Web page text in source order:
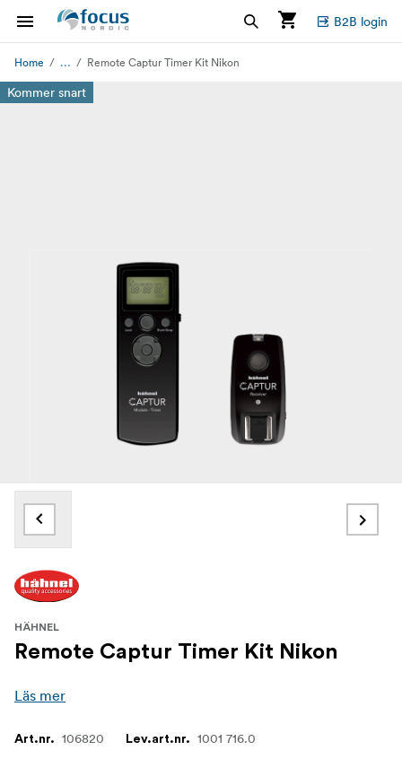
B2B login
Home ... Remote Captur Timer Kit Nikon
Kommer snart
HÄHNEL
Remote Captur Timer Kit Nikon
Läs mer
Art.nr. 106820 Lev.art.nr. 1001 716.0